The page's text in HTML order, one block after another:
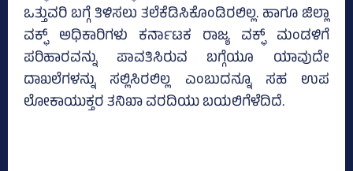
ಒತ್ತುವರಿ ಬಗ್ಗೆ ತಿಳಿಸಲು ತಲೆಕೆಡಿಸಿಕೊಂಡಿರಲಿಲ್ಲ. ಹಾಗೂ ಜಿಲ್ಲಾ
ವಕ್ಫ್ ಅಧಿಕಾರಿಗಳು ಕರ್ನಾಟಕ ರಾಜ್ಯ ವಕ್ಫ್ ಮಂಡಳಿಗೆ
ಪರಿಹಾರವನ್ನು ಪಾವತಿಸಿರುವ ಬಗ್ಗೆಯೂ ಯಾವುದೇ
ದಾಖಲೆಗಳನ್ನು ಸಲ್ಲಿಸಿರಲಿಲ್ಲ ಎಂಬುದನ್ನೂ ಸಹ ಉಪ
ಲೋಕಾಯುಕ್ತರ ತನಿಖಾ ವರದಿಯು ಬಯಲಿಗೆಳೆದಿದೆ.